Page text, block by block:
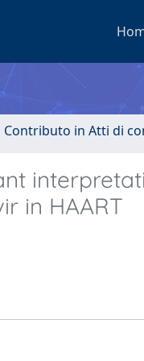
Contributo in Atti di
in HAART